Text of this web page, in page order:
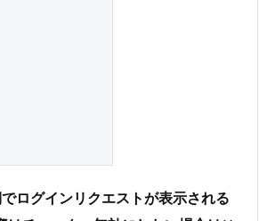
ログインリクエストが表示される